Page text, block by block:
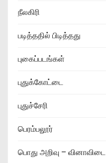
நீலகிரி
படித்ததில் பிடித்தது
புகைப்படங்கள்
புதுக்கோட்டை
புதுச்சேரி
பெரம்பலூர்
பொது அறிவு – வினாவிடை